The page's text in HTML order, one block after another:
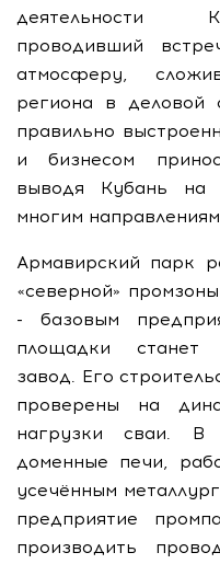
деятельности
проводивший
атмосферу,
региона в деловой
правильно
и бизнесом
выводя Кубань на
многим
Армавирский парк
«северной»
- базовым
площадки станет
завод. Его
проверены на
нагрузки сваи. В
доменные печи,
усечённым
предприятие
производить